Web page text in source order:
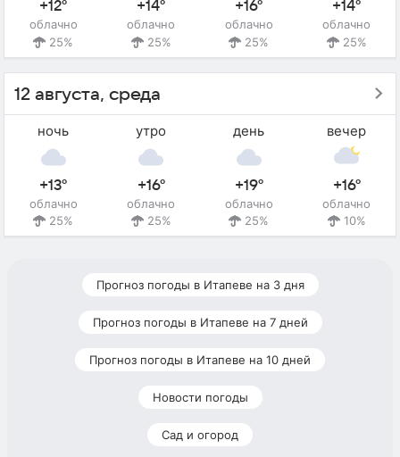
+12°
облачно
25%
+14°
облачно
25%
+16°
облачно
25%
+14°
облачно
25%
12 августа, среда
ночь
+13°
облачно
25%
утро
+16°
облачно
25%
день
+19°
облачно
25%
вечер
+16°
облачно
10%
Прогноз погоды в Итапеве на 3 дня
Прогноз погоды в Итапеве на 7 дней
Прогноз погоды в Итапеве на 10 дней
Новости погоды
Сад и огород